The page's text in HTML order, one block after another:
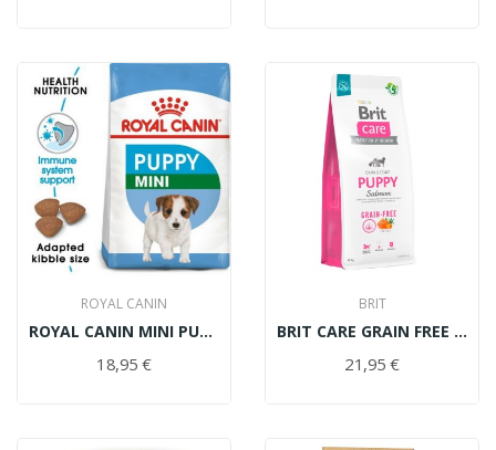
ROYAL CANIN
ROYAL CANIN MINI PUPPY 2KG
18,95 €
BRIT
BRIT CARE GRAIN FREE PUPPY SALMÓN Y PATATA 3kg
21,95 €